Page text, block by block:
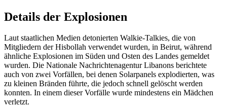
Details der Explosionen
Laut staatlichen Medien detonierten Walkie-Talkies, die von
Mitgliedern der Hisbollah verwendet wurden, in Beirut, während
ähnliche Explosionen im Süden und Osten des Landes gemeldet
wurden. Die Nationale Nachrichtenagentur Libanons berichtete
auch von zwei Vorfällen, bei denen Solarpanels explodierten, was
zu kleinen Bränden führte, die jedoch schnell gelöscht werden
konnten. In einem dieser Vorfälle wurde mindestens ein Mädchen
verletzt.